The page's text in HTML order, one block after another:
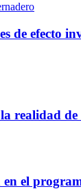
de efecto
realidad de
el